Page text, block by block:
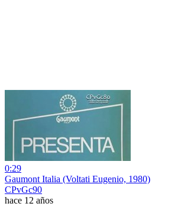
0:29
Gaumont Italia (Voltati Eugenio, 1980)
CPvGc90
hace 12 años